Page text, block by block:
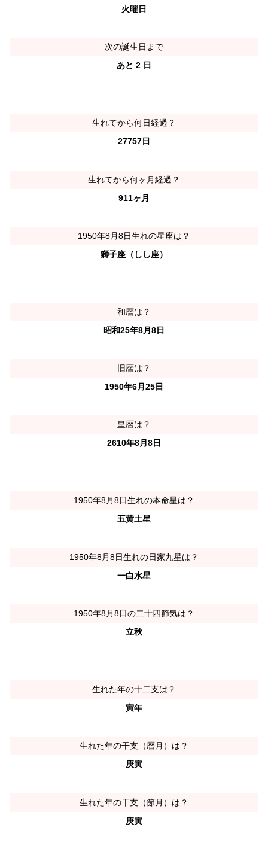
火曜日
次の誕生日まで
あと 2 日
生れてから何日経過？
27757日
生れてから何ヶ月経過？
911ヶ月
1950年8月8日生れの星座は？
獅子座（しし座）
和暦は？
昭和25年8月8日
旧暦は？
1950年6月25日
皇暦は？
2610年8月8日
1950年8月8日生れの本命星は？
五黄土星
1950年8月8日生れの日家九星は？
一白水星
1950年8月8日の二十四節気は？
立秋
生れた年の十二支は？
寅年
生れた年の干支（暦月）は？
庚寅
生れた年の干支（節月）は？
庚寅